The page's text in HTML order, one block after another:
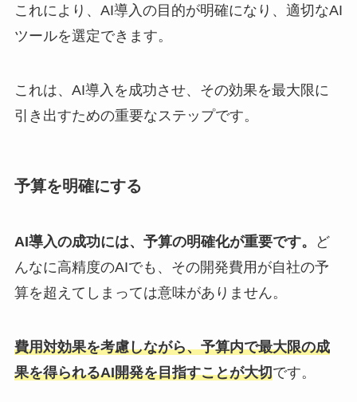
これにより、AI導入の目的が明確になり、適切なAI
ツールを選定できます。
これは、AI導入を成功させ、その効果を最大限に
引き出すための重要なステップです。
予算を明確にする
AI導入の成功には、予算の明確化が重要です。
ど
んなに高精度のAIでも、その開発費用が自社の予
算を超えてしまっては意味がありません。
費用対効果を考慮しながら、予算内で最大限の成
果を得られるAI開発を目指すことが大切です。